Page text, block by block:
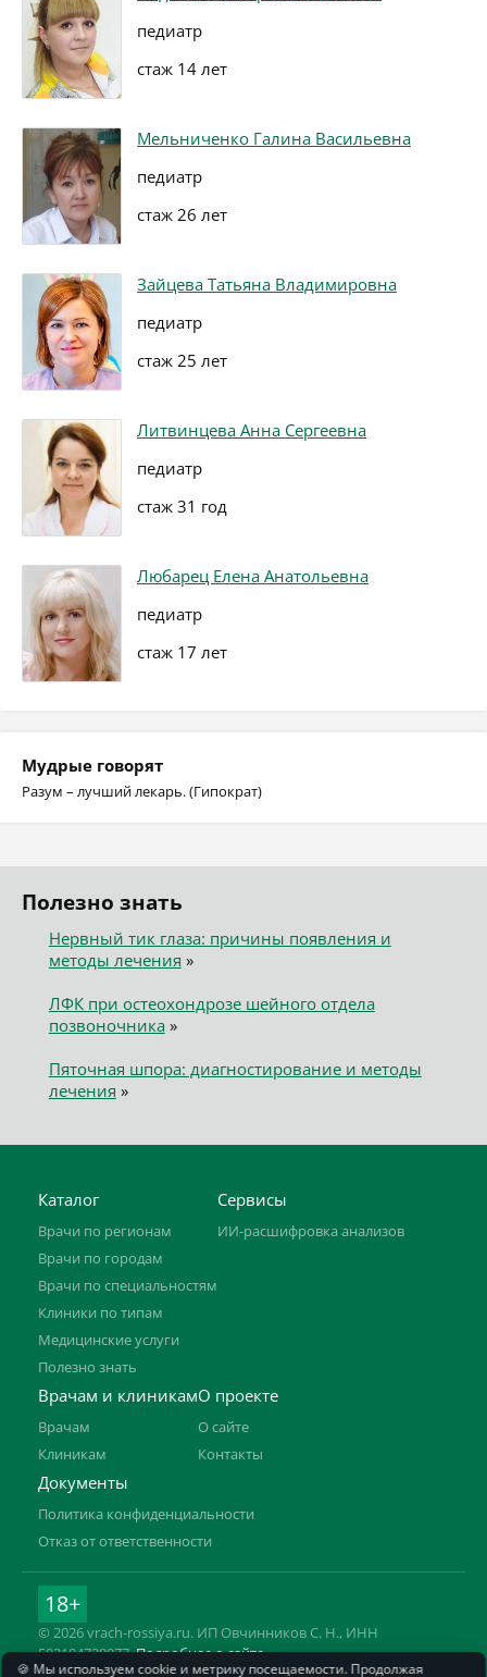
педиатр
стаж 14 лет
Мельниченко Галина Васильевна
педиатр
стаж 26 лет
Зайцева Татьяна Владимировна
педиатр
стаж 25 лет
Литвинцева Анна Сергеевна
педиатр
стаж 31 год
Любарец Елена Анатольевна
педиатр
стаж 17 лет
Мудрые говорят
Разум – лучший лекарь. (Гипократ)
Полезно знать
Нервный тик глаза: причины появления и
методы лечения »
ЛФК при остеохондрозе шейного отдела
позвоночника»
Пяточная шпора: диагностирование и методы
лечения »
Каталог
Врачи по регионам
Врачи по городам
Врачи по специальностям
Клиники по типам
Медицинские услуги
Полезно знать
Сервисы
ИИ-расшифровка анализов
Врачам и клиникам
Врачам
Клиникам
О проекте
О сайте
Контакты
Документы
Политика конфиденциальности
Отказ от ответственности
18+
© 2026 vrach-rossiya.ru. ИП Овчинников С. Н., ИНН
592104728977.Подробнее о сайте
🍪 Мы используем cookie и метрику посещаемости. Продолжая